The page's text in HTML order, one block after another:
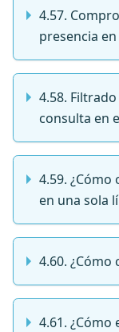
4.57.
presencia
4.58.
consulta en
4.59.
en una sola
4.60.
4.61.